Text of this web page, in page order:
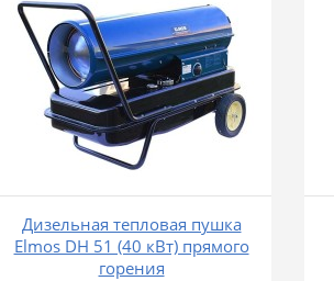
Дизельная тепловая пушка
Elmos DH 51 (40 кВт) прямого
горения